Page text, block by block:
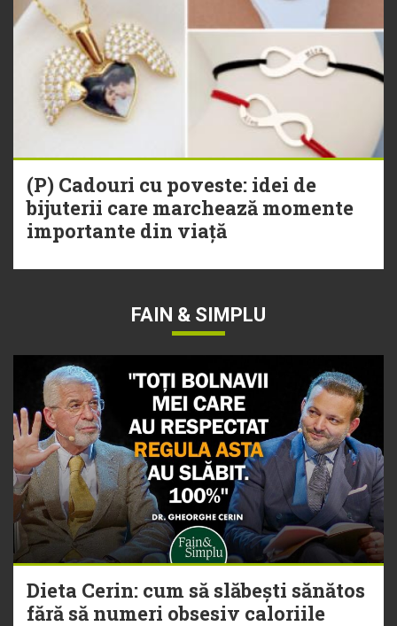
(P) Cadouri cu poveste: idei de
bijuterii care marchează momente
importante din viață
FAIN & SIMPLU
Dieta Cerin: cum să slăbești sănătos
fără să numeri obsesiv caloriile